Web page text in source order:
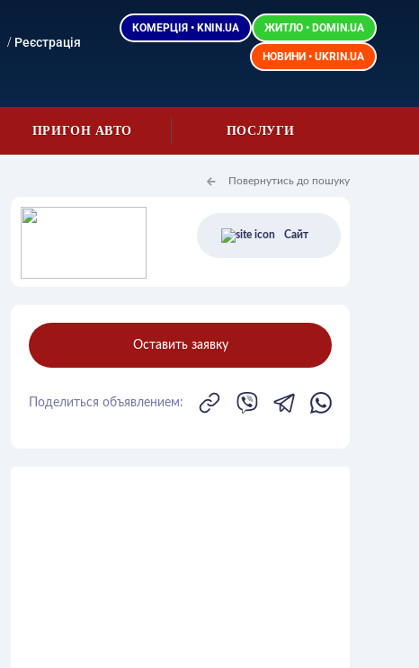
/ Реєстрація
КОМЕРЦІЯ • KNIN.UA ЖИТЛО • DOMIN.UA
НОВИНИ • UKRIN.UA
ПРИГОН АВТО ПОСЛУГИ
Повернутись до пошуку
Сайт
Оставить заявку
Поделиться объявлением: